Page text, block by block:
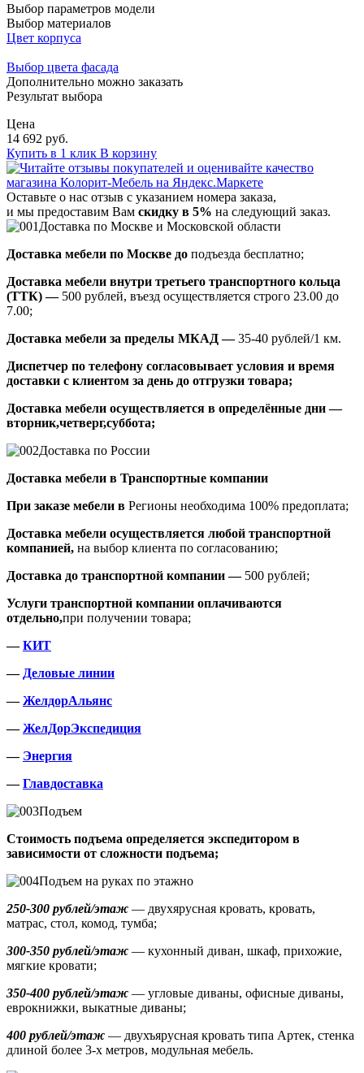
Выбор параметров модели
Выбор материалов
Цвет корпуса
Выбор цвета фасада
Дополнительно можно заказать
Результат выбора
Цена
14 692 руб.
Купить в 1 клик В корзину
Оставьте о нас отзыв с указанием номера заказа,
и мы предоставим Вам скидку в 5% на следующий заказ.
Доставка по Москве и Московской области
Доставка мебели по Москве до подъезда бесплатно;
Доставка мебели внутри третьего транспортного кольца
(ТТК) —500 рублей, въезд осуществляется строго 23.00 до
7.00;
Доставка мебели за пределы МКАД —35-40 рублей/1 км.
Диспетчер по телефону согласовывает условия и время
доставки с клиентом за день до отгрузки товара;
Доставка мебели осуществляется в определённые дни —
вторник,четверг,суббота;
Доставка по России
Доставка мебели в Транспортные компании
При заказе мебели в Регионы необходима 100% предоплата;
Доставка мебели осуществляется любой транспортной
компанией, на выбор клиента по согласованию;
Доставка до транспортной компании —500 рублей;
Услуги транспортной компании оплачиваются
отдельно,при получении товара;
—КИТ
— Деловые линии
—ЖелдорАльянс
—ЖелДорЭкспедиция
— Энергия
—Главдоставка
Подъем
Стоимость подъема определяется экспедитором в
зависимости от сложности подъема;
Подъем на руках по этажно
250-300 рублей/этаж — двухярусная кровать, кровать,
матрас, стол, комод, тумба;
300-350 рублей/этаж — кухонный диван, шкаф, прихожие,
мягкие кровати;
350-400 рублей/этаж — угловые диваны, офисные диваны,
еврокнижки, выкатные диваны;
400 рублей/этаж — двухъярусная кровать типа Артек, стенка
длиной более 3-х метров, модульная мебель.